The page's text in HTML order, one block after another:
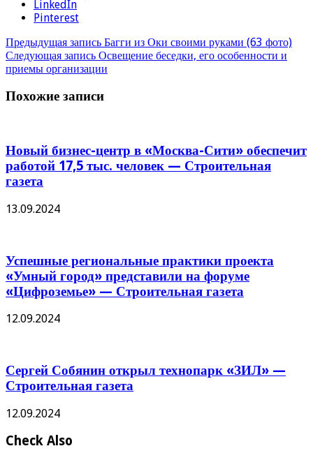
LinkedIn
Pinterest
Предыдущая запись Багги из Оки своими руками (63 фото)
Следующая запись Освещение беседки, его особенности и
приемы организации
Похожие записи
Новый бизнес-центр в «Москва-Сити» обеспечит
работой 17,5 тыс. человек — Строительная
газета
13.09.2024
Успешные региональные практики проекта
«Умный город» представили на форуме
«Цифроземье» — Строительная газета
12.09.2024
Сергей Собянин открыл технопарк «ЗИЛ» —
Строительная газета
12.09.2024
Check Also